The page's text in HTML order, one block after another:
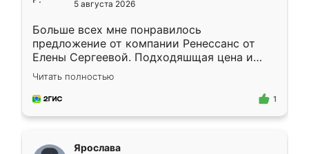
5 августа 2026
Больше всех мне понравилось
предложение от компании Ренессанс от
Елены Сергеевой. Подходяшщая цена и
короткие сроки изготовления. Приехавший
для замера сотрудник Владислав
предложил по моему эскизу самый
Читать полностью
1
Ярослава